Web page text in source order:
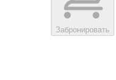
Забронировать